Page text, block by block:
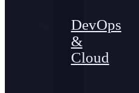
DevOps
&
Cloud